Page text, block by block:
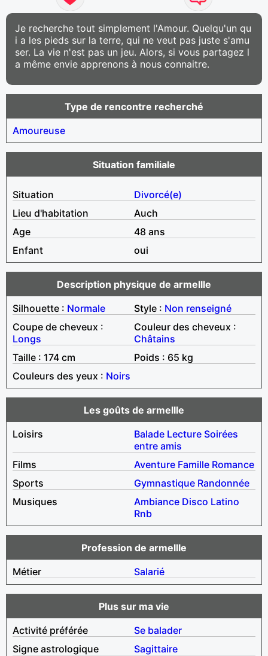
Je recherche tout simplement l'Amour. Quelqu'un qu
i a les pieds sur la terre, qui ne veut pas juste s'amu
ser. La vie n'est pas un jeu. Alors, si vous partagez l
a même envie apprenons à nous connaitre.
Type de rencontre recherché
Amoureuse
Situation familiale
Situation
Divorcé(e)
Lieu d'habitation
Auch
Age
48 ans
Enfant
oui
Description physique de armellle
Silhouette : Normale Style : Non renseigné
Coupe de cheveux :
Longs
Couleur des cheveux :
Châtains
Taille : 174 cm
Poids : 65 kg
Couleurs des yeux : Noirs
Les goûts de armellle
Loisirs
Balade Lecture Soirées
entre amis
Films
Aventure Famille Romance
Sports
Gymnastique Randonnée
Musiques
Ambiance Disco Latino
Rnb
Profession de armellle
Métier
Salarié
Plus sur ma vie
Activité préférée
Se balader
Signe astrologique
Sagittaire